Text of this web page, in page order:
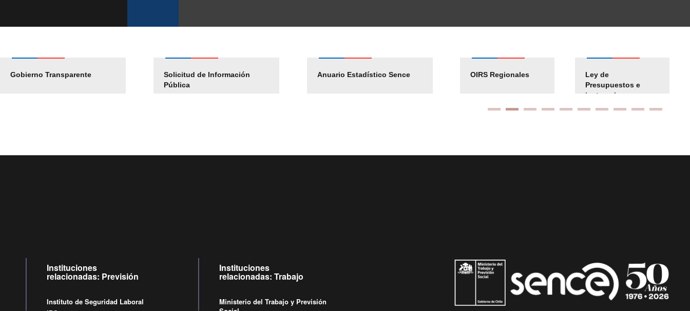
Gobierno Transparente
Solicitud de Información
Pública
Anuario Estadístico Sence
Pago Proveedores
Empleos Públicos
Solicitud Audiencias
OIRS Regionales
Ley de
Presupuestos e
instrucciones
Instituciones
relacionadas: Previsión
Instituto de Seguridad Laboral
Instituciones
relacionadas: Trabajo
Ministerio del Trabajo y Previsión